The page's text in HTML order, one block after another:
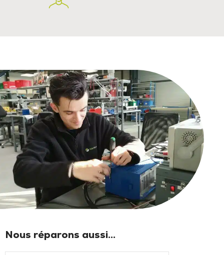
Nous réparons aussi...